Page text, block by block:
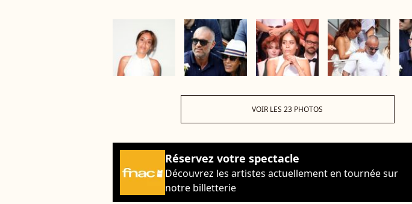
VOIR LES 23 PHOTOS
Réservez votre spectacle
Découvrez les artistes actuellement en tournée sur
notre billetterie